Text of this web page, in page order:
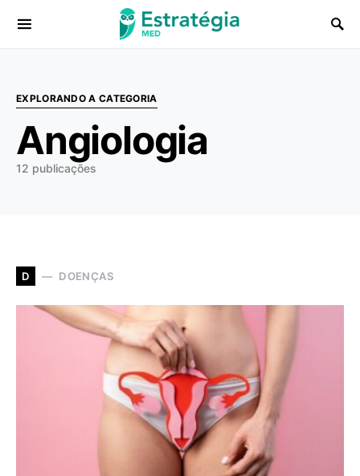
Procurar:
EXPLORANDO A CATEGORIA
Angiologia
12 publicações
D DOENÇAS